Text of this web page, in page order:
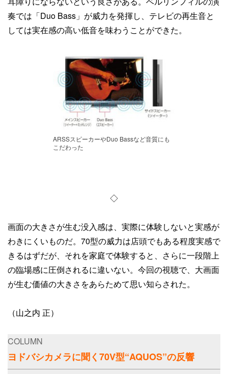
奏では「Duo Bass」が威力を発揮し、テレビの再生音と
しては実在感の高い低音を味わうことができた。
ARSSスピーカーやDuo Bassなど音質にも
こだわった
◇
画面の大きさが生む没入感は、実際に体験しないと実感が
わきにくいものだ。70型の威力は店頭でもある程度実感で
きるはずだが、それを家庭で体験すると、さらに一段階上
の臨場感に圧倒されるに違いない。今回の視聴で、大画面
が生む価値の大きさをあらためて思い知らされた。
（山之内 正）
COLUMN
ヨドバシカメラに聞く70V型“AQUOS”の反響